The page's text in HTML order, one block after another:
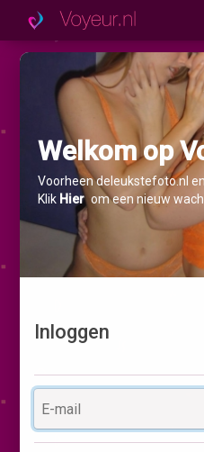
Welkom op
Voorheen deleukstefoto.nl
Klik Hier om een nieuw
Inloggen